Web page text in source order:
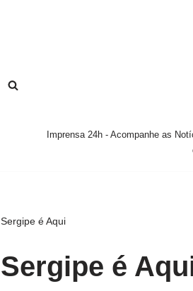
Imprensa 24h - Acompanhe as
Sergipe é Aqui
Sergipe é